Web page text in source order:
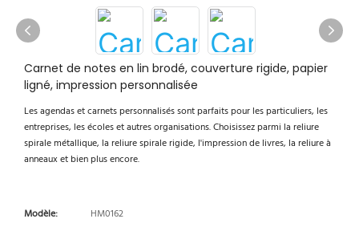
Carnet de notes en lin brodé, couverture rigide, papier
ligné, impression personnalisée
Les agendas et carnets personnalisés sont parfaits pour les particuliers, les
entreprises, les écoles et autres organisations. Choisissez parmi la reliure
spirale métallique, la reliure spirale rigide, l'impression de livres, la reliure à
anneaux et bien plus encore.
Modèle:
HM0162